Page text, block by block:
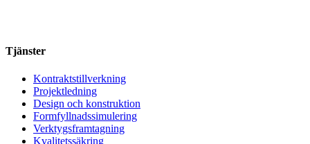
Tjänster
Kontraktstillverkning
Projektledning
Design och konstruktion
Formfyllnadssimulering
Verktygsframtagning
Kvalitetssäkring